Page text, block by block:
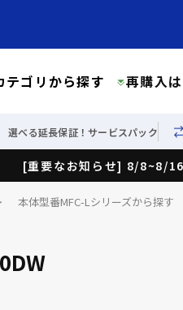
テゴリから探す 再購入
選べる延長保証！サービスパック
[重要なお知らせ] 8/8~8/
本体型番MFC-Lシリーズから探す